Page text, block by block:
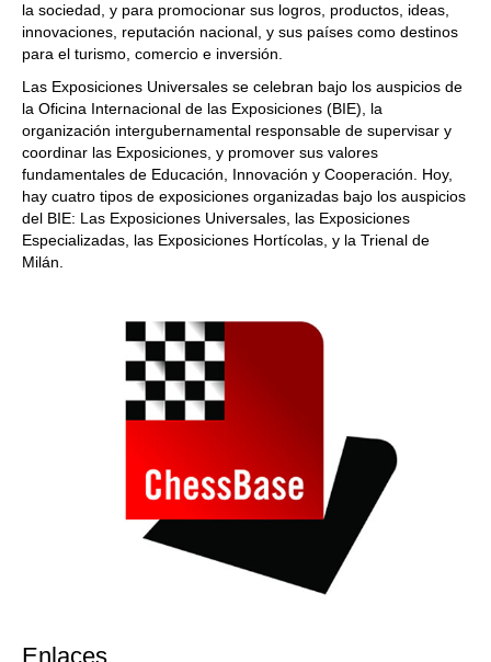
la sociedad, y para promocionar sus logros, productos, ideas,
innovaciones, reputación nacional, y sus países como destinos
para el turismo, comercio e inversión.
Las Exposiciones Universales se celebran bajo los auspicios de
la Oficina Internacional de las Exposiciones (BIE), la
organización intergubernamental responsable de supervisar y
coordinar las Exposiciones, y promover sus valores
fundamentales de Educación, Innovación y Cooperación. Hoy,
hay cuatro tipos de exposiciones organizadas bajo los auspicios
del BIE: Las Exposiciones Universales, las Exposiciones
Especializadas, las Exposiciones Hortícolas, y la Trienal de
Milán.
Enlaces